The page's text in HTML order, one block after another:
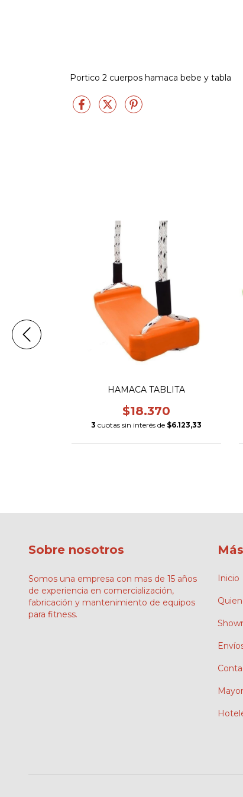
Portico 2 cuerpos hamaca bebe y tabla
HAMACA TABLITA
$18.370
3 cuotas sin interés de $6.123,33
Sobre nosotros
Somos una empresa con mas de 15 años
de experiencia en comercialización,
fabricación y mantenimiento de equipos
para fitness.
Inicio